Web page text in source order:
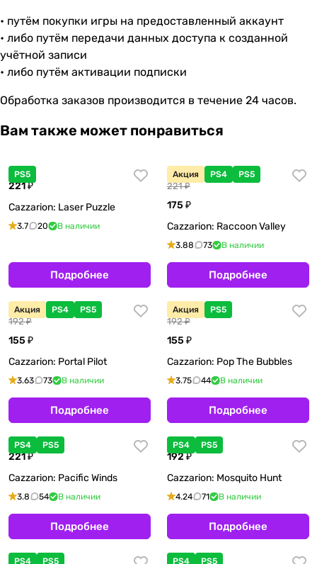
• путём покупки игры на предоставленный аккаунт
• либо путём передачи данных доступа к созданной
учётной записи
• либо путём активации подписки
Обработка заказов производится в течение 24 часов.
Вам также может понравиться
PS5
221 ₽
Cazzarion: Laser Puzzle
3.7 20 В наличии
Подробнее
Акция PS4 PS5
221 ₽
175 ₽
Cazzarion: Raccoon Valley
3.88 73 В наличии
Подробнее
Акция PS4 PS5
192 ₽
155 ₽
Cazzarion: Portal Pilot
3.63 73 В наличии
Подробнее
Акция PS5
192 ₽
155 ₽
Cazzarion: Pop The Bubbles
3.75 44 В наличии
Подробнее
PS4 PS5
221 ₽
Cazzarion: Pacific Winds
3.8 54 В наличии
Подробнее
PS4 PS5
192 ₽
Cazzarion: Mosquito Hunt
4.24 71 В наличии
Подробнее
PS4 PS5 PS4 PS5